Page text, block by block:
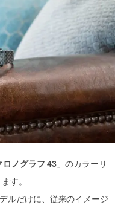
ロノグラフ 43 」のカラーリ
す。
ルだけに、従来のイメージ